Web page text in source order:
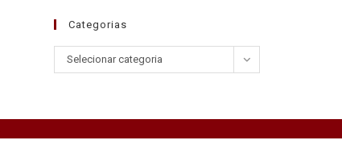
Categorias
Selecionar categoria